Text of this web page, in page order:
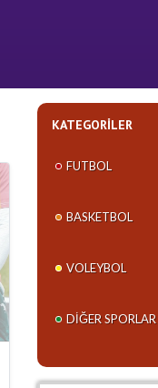
KATEGORILER
FUTBOL
BASKETBOL
VOLEYBOL
DIĞER SPORLAR